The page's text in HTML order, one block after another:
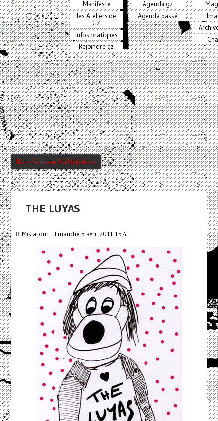
Manifeste
les Ateliers de
GZ
Infos pratiques
Rejoindre gz
Agenda gz
Agenda passé
Nous Soutenir Via HelloAsso
THE LUYAS
Mis à jour : dimanche 3 avril 2011 13:41